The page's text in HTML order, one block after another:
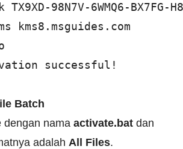
98N7V-6WMQ6-BX7FG-
kms8.msguides.com
successful!
Batch
dengan nama activate.bat dan
adalah All Files.